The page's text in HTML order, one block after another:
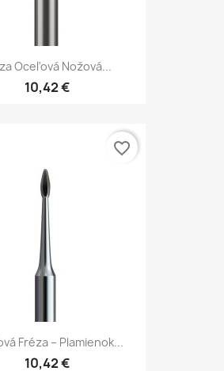
Oceľová Nožová...
10,42 €
Fréza – Plamienok...
10,42 €
favorite_border